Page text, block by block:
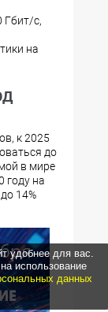
Гбит/с,
на
к 2025
до
в мире
году на
14%
удобнее для вас.
использование
данных